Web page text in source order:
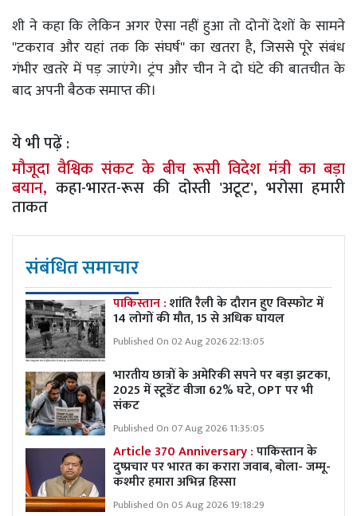
शी ने कहा कि लेकिन अगर ऐसा नहीं हुआ तो दोनों देशों के सामने
''टकराव और यहां तक ​​कि संघर्ष'' का खतरा है, जिससे पूरे संबंध
गंभीर खतरे में पड़ जाएंगे। ट्रंप और चीन ने दो घंटे की बातचीत के
बाद अपनी बैठक समाप्त की।
ये भी पढ़ें :
मौजूदा वैश्विक संकट के बीच रूसी विदेश मंत्री का बड़ा
बयान, कहा-भारत-रूस की दोस्ती 'अटूट', भरोसा हमारी
ताकत
संबंधित समाचार
पाकिस्तान :शांति रैली के दौरान हुए विस्फोट में
14 लोगों की मौत, 15 से अधिक घायल
Published On 02 Aug 2026 22:13:05
भारतीय छात्रों के अमेरिकी सपने पर बड़ा झटका,
2025 में स्टूडेंट वीजा 62% घटे, OPT पर भी
संकट
Published On 07 Aug 2026 11:35:05
Article 370 Anniversary :पाकिस्तान के
दुष्प्रचार पर भारत का करारा जवाब, बोला- जम्मू-
कश्मीर हमारा अभिन्न हिस्सा
Published On 05 Aug 2026 19:18:29